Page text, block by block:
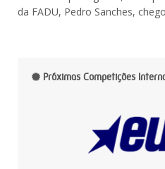
da FADU, Pedro Sanches,
Próximas Competições